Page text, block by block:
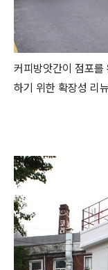
커피방앗간이 점포
하기 위한 확장성 리